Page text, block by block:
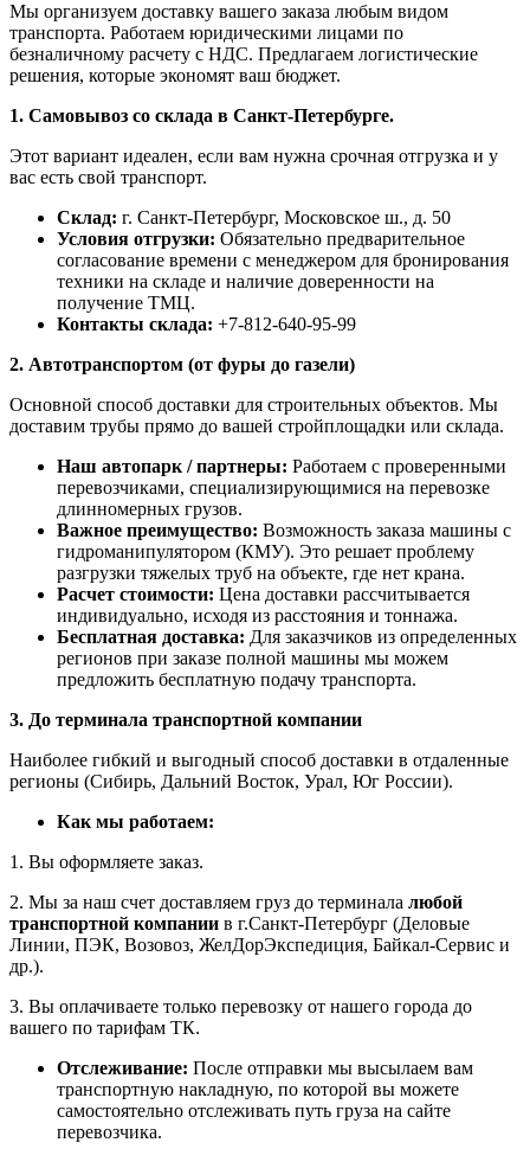
Мы организуем доставку вашего заказа любым видом
транспорта. Работаем юридическими лицами по
безналичному расчету с НДС. Предлагаем логистические
решения, которые экономят ваш бюджет.
1. Самовывоз со склада в Санкт-Петербурге.
Этот вариант идеален, если вам нужна срочная отгрузка и у
вас есть свой транспорт.
Склад: г. Санкт-Петербург, Московское ш., д. 50
Условия отгрузки: Обязательно предварительное
согласование времени с менеджером для бронирования
техники на складе и наличие доверенности на
получение ТМЦ.
Контакты склада: +7-812-640-95-99
2. Автотранспортом (от фуры до газели)
Основной способ доставки для строительных объектов. Мы
доставим трубы прямо до вашей стройплощадки или склада.
Наш автопарк / партнеры: Работаем с проверенными
перевозчиками, специализирующимися на перевозке
длинномерных грузов.
Важное преимущество: Возможность заказа машины с
гидроманипулятором (КМУ). Это решает проблему
разгрузки тяжелых труб на объекте, где нет крана.
Расчет стоимости: Цена доставки рассчитывается
индивидуально, исходя из расстояния и тоннажа.
Бесплатная доставка: Для заказчиков из определенных
регионов при заказе полной машины мы можем
предложить бесплатную подачу транспорта.
3. До терминала транспортной компании
Наиболее гибкий и выгодный способ доставки в отдаленные
регионы (Сибирь, Дальний Восток, Урал, Юг России).
Как мы работаем:
1. Вы оформляете заказ.
2. Мы за наш счет доставляем груз до терминала любой
транспортной компании в г.Санкт-Петербург (Деловые
Линии, ПЭК, Возовоз, ЖелДорЭкспедиция, Байкал-Сервис и
др.).
3. Вы оплачиваете только перевозку от нашего города до
вашего по тарифам ТК.
Отслеживание: После отправки мы высылаем вам
транспортную накладную, по которой вы можете
самостоятельно отслеживать путь груза на сайте
перевозчика.